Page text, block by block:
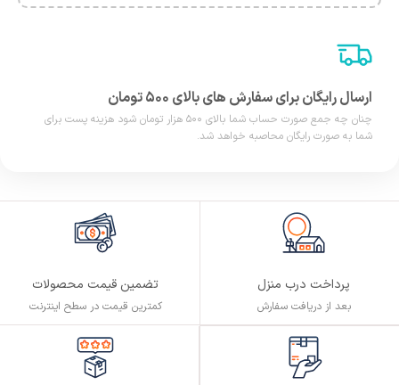
ارسال رایگان برای سفارش های بالای ۵۰۰ تومان
چنان چه جمع صورت حساب شما بالای ۵۰۰ هزار تومان شود هزینه پست برای
شما به صورت رایگان محاصبه خواهد شد.
پرداخت درب منزل
بعد از دریافت سفارش
تضمین قیمت محصولات
کمترین قیمت در سطح اینترنت